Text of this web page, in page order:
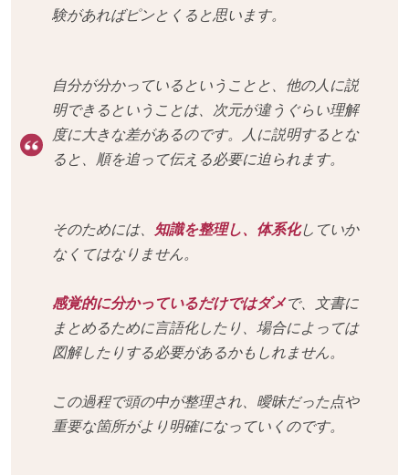
験があればピンとくると思います。
自分が分かっているということと、他の人に説
明できるということは、次元が違うぐらい理解
度に大きな差があるのです。人に説明するとな
ると、順を追って伝える必要に迫られます。
そのためには、 知識を整理し、体系化していか
なくてはなりません。
感覚的に分かっているだけではダメで、文書に
まとめるために言語化したり、場合によっては
図解したりする必要があるかもしれません。
この過程で頭の中が整理され、曖昧だった点や
重要な箇所がより明確になっていくのです。